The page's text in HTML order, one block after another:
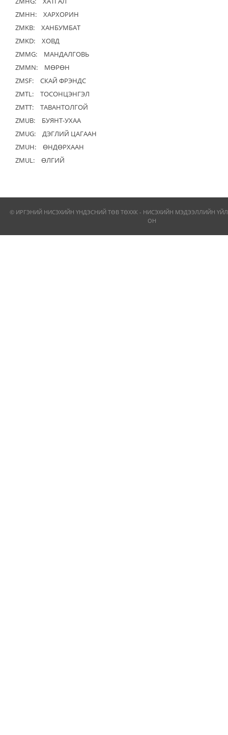
ZMHH:
ХАРХОРИН
ZMKB:
ХАНБУМБАТ
ZMKD:
ХОВД
ZMMG:
МАНДАЛГОВЬ
ZMMN:
МӨРӨН
ZMSF:
СКАЙ ФРЭНДС
ZMTL:
ТОСОНЦЭНГЭЛ
ZMTT:
ТАВАНТОЛГОЙ
ZMUB:
БУЯНТ-УХАА
ZMUG:
ДЭГЛИЙ ЦАГААН
ZMUH:
ӨНДӨРХААН
ZMUL:
ӨЛГИЙ
© ИРГЭНИЙ НИСЭХИЙН ҮНДЭСНИЙ ТӨВ ТӨХХК - НИСЭХИЙН МЭДЭЭЛЛИЙН
ОН